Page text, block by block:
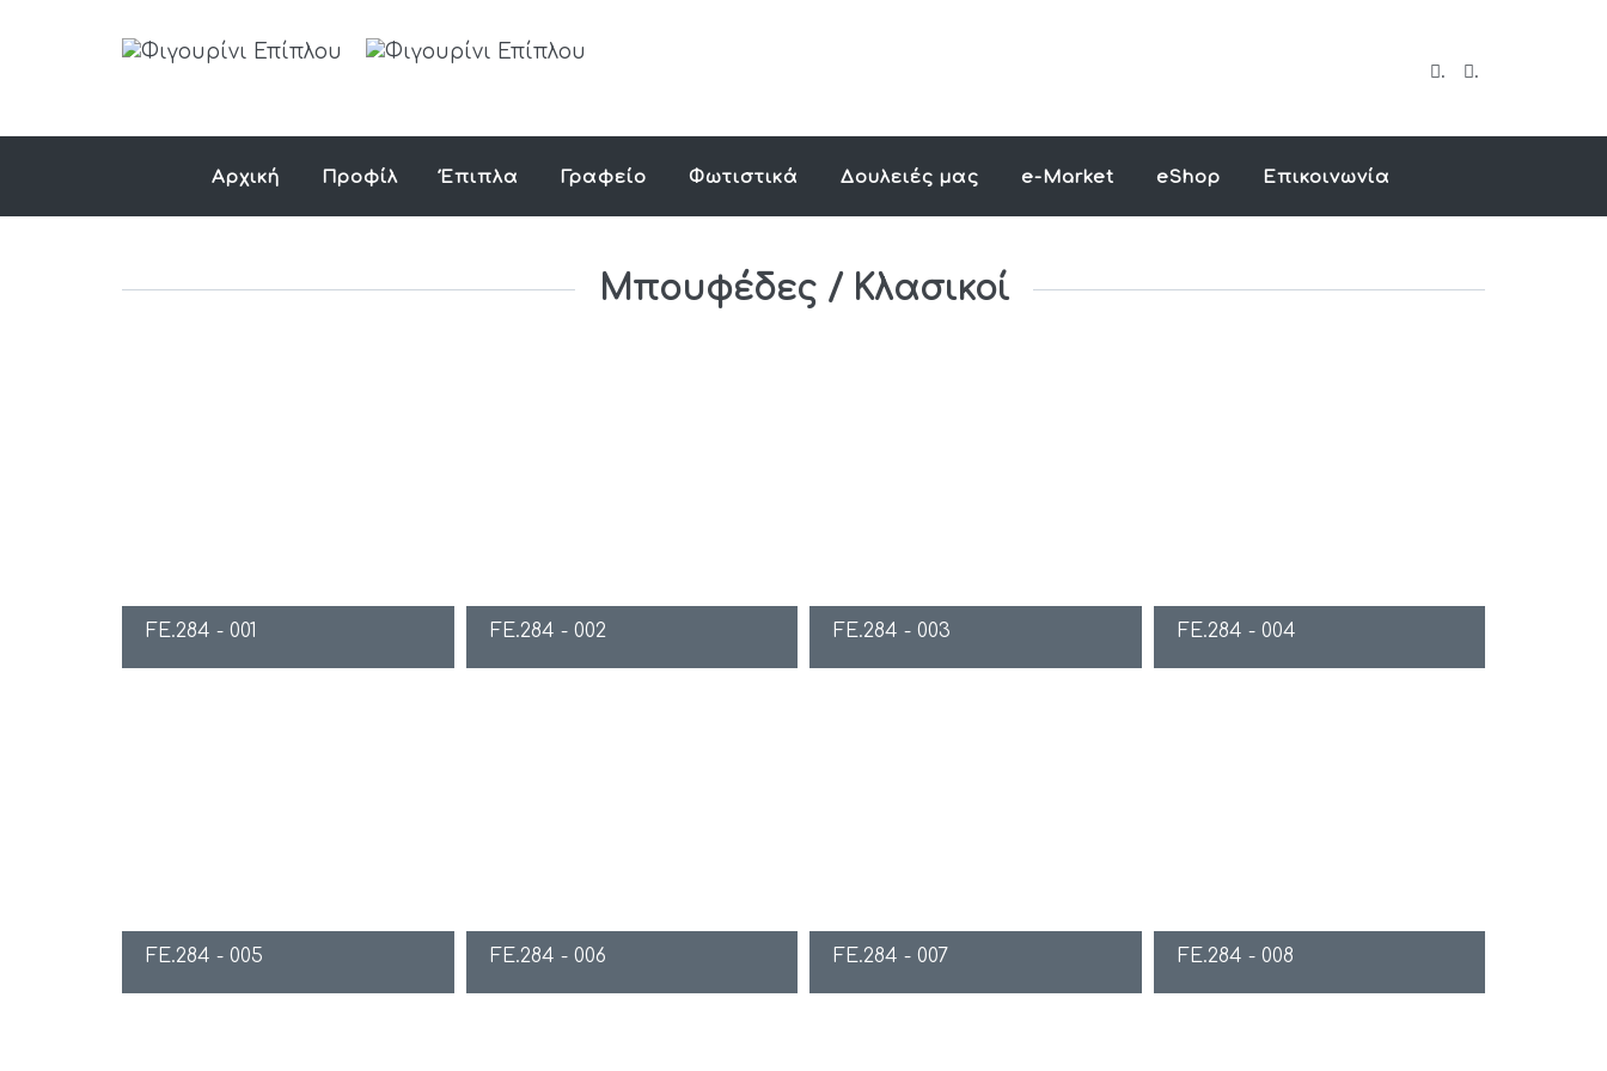
. .
Αρχική Προφίλ Έπιπλα Γραφείο Φωτιστικά Δουλειές μας e-Market eShop Επικοινωνία
Μπουφέδες / Κλασικοί
FE.284 - 001 FE.284 - 002 FE.284 - 003 FE.284 - 004
FE.284 - 005 FE.284 - 006 FE.284 - 007 FE.284 - 008